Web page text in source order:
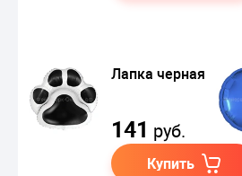
Лапка черная
141 руб.
Купить